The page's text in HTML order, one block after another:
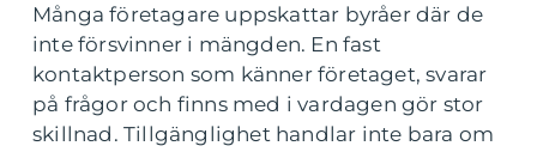
Många företagare uppskattar byråer där de
inte försvinner i mängden. En fast
kontaktperson som känner företaget, svarar
på frågor och finns med i vardagen gör stor
skillnad. Tillgänglighet handlar inte bara om